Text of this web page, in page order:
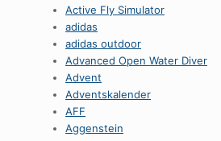
Active Fly Simulator
adidas
adidas outdoor
Advanced Open Water Diver
Advent
Adventskalender
AFF
Aggenstein